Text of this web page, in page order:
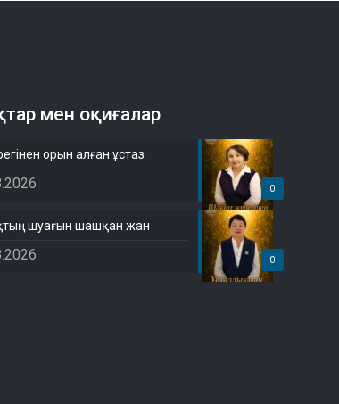
мен оқиғалар
0
орын алған ұстаз
0
шуағын шашқан жан